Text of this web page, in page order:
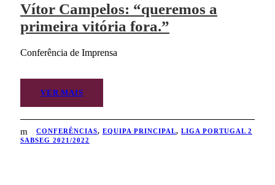
Vítor Campelos: “queremos a
primeira vitória fora.”
Conferência de Imprensa
VER MAIS
CONFERÊNCIAS, EQUIPA PRINCIPAL, LIGA PORTUGAL 2
SABSEG 2021/2022